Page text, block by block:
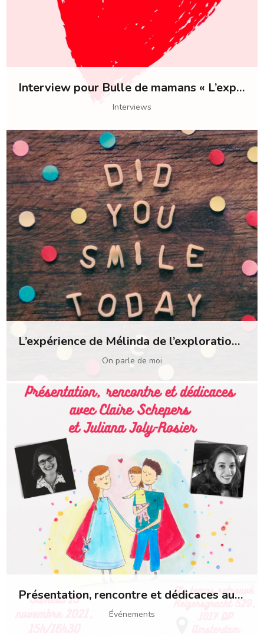
Interview pour Bulle de mamans « L’exploration émotionnelle, un concept inédit pour votre maternité »
Interviews
L’expérience de Mélinda de l’exploration émotionnelle
On parle de moi
Présentation, rencontre et dédicaces au Temps retrouvé
Événements